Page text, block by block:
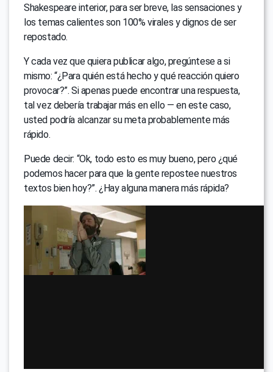
Shakespeare interior, para ser breve, las sensaciones y
los temas calientes son 100% virales y dignos de ser
repostado.
Y cada vez que quiera publicar algo, pregúntese a si
mismo: “¿Para quién está hecho y qué reacción quiero
provocar?”. Si apenas puede encontrar una respuesta,
tal vez debería trabajar más en ello — en este caso,
usted podría alcanzar su meta probablemente más
rápido.
Puede decir: “Ok, todo esto es muy bueno, pero ¿qué
podemos hacer para que la gente repostee nuestros
textos bien hoy?”. ¿Hay alguna manera más rápida?